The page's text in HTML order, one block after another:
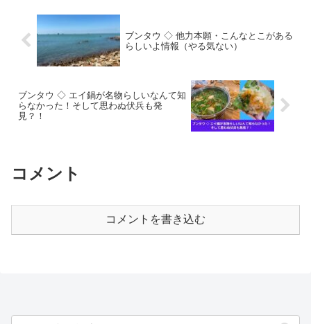
ブンタウ ◇ 他力本願・こんなとこがある
らしいよ情報（やる気ない）
ブンタウ ◇ エイ鍋が名物らしいなんて知
らなかった！そして思わぬ伏兵も発
見？！
コメント
コメントを書き込む